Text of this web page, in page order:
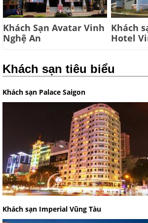
Khách Sạn Avatar Vinh
Nghệ An
Khách
Hotel
Khách sạn tiêu biểu
Khách sạn Palace Saigon
Khách sạn Imperial Vũng Tàu